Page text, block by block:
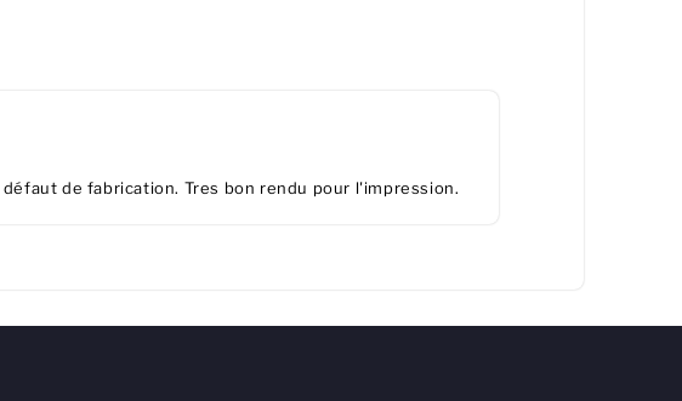
de fabrication. Tres bon rendu pour l'impression.